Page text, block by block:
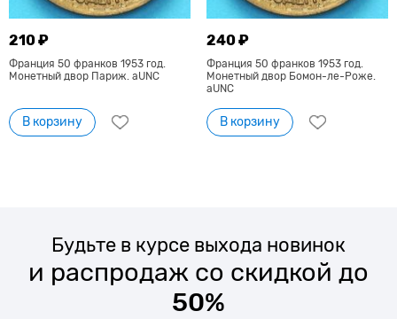
210 ₽
Франция 50 франков 1953 год.
Монетный двор Париж. aUNC
В корзину
240 ₽
Франция 50 франков 1953 год.
Монетный двор Бомон-ле-Роже.
aUNC
В корзину
Будьте в курсе выхода новинок
и распродаж со скидкой до
50%